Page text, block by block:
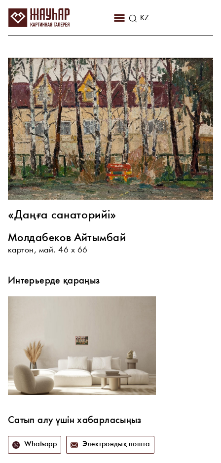
KZ
EN
«Даңға санаторийі»
Молдабеков Айтымбай
картон, май. 46 х 66
Интерьерде қараңыз
Сатып алу үшін хабарласыңыз
Whatsapp Электрондық пошта